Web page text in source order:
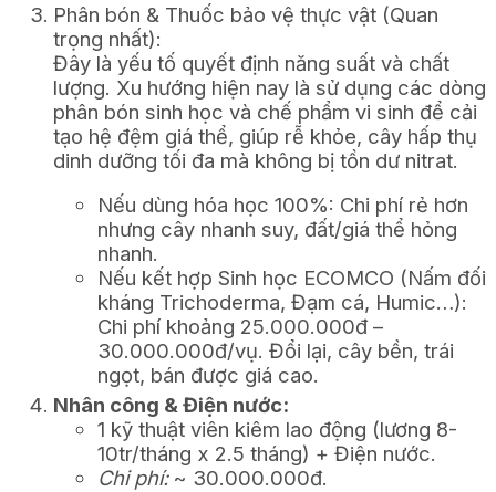
Phân bón & Thuốc bảo vệ thực vật (Quan
trọng nhất):
Đây là yếu tố quyết định năng suất và chất
lượng. Xu hướng hiện nay là sử dụng các dòng
phân bón sinh học và chế phẩm vi sinh để cải
tạo hệ đệm giá thể, giúp rễ khỏe, cây hấp thụ
dinh dưỡng tối đa mà không bị tồn dư nitrat.
Nếu dùng hóa học 100%: Chi phí rẻ hơn
nhưng cây nhanh suy, đất/giá thể hỏng
nhanh.
Nếu kết hợp Sinh học ECOMCO (Nấm đối
kháng Trichoderma, Đạm cá, Humic…):
Chi phí khoảng 25.000.000đ –
30.000.000đ/vụ. Đổi lại, cây bền, trái
ngọt, bán được giá cao.
Nhân công & Điện nước:
1 kỹ thuật viên kiêm lao động (lương 8-
10tr/tháng x 2.5 tháng) + Điện nước.
Chi phí:~ 30.000.000đ.